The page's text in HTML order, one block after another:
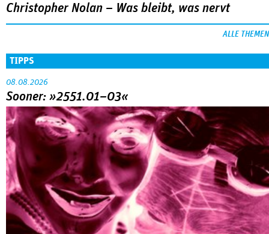
Christopher Nolan – Was bleibt, was nervt
ALLE THEMEN
TIPPS
08.08.2026
Sooner: »2551.01–03«